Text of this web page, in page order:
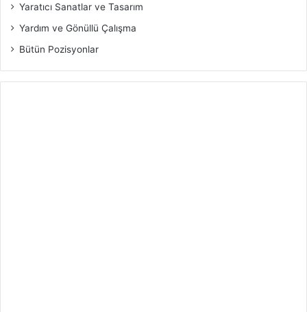
Yaratıcı Sanatlar ve Tasarım
Yardım ve Gönüllü Çalışma
Bütün Pozisyonlar